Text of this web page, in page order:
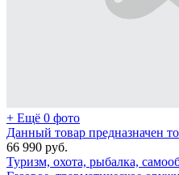
+ Ещё 0 фото
Данный товар предназначен
66 990 руб.
Туризм, охота, рыбалка,